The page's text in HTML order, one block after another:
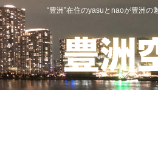
“豊洲”在住のyasuとnaoが豊洲の